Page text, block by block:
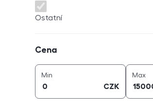
Ostatní
Cena
Min
CZK
Max